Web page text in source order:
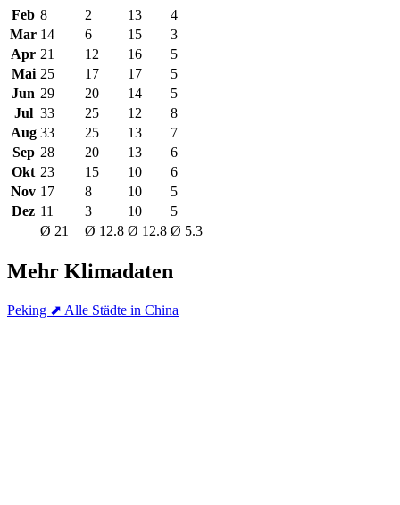
Feb 8 2 13
4
Mar 14 6 15
3
Apr 21 12 16
5
Mai 25 17 17
5
Jun 29 20 14
5
Jul 33 25 12
8
Aug 33 25 13
7
Sep 28 20 13
6
Okt 23 15 10
6
Nov 17 8 10
5
Dez 11 3 10
5
Ø 21
Ø 12.8 Ø 12.8 Ø 5.3
Mehr Klimadaten
Peking ⬈ Alle Städte in China